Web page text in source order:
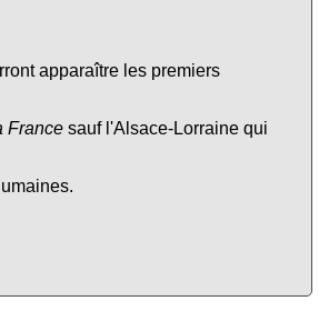
apparaître les premiers
France sauf l'Alsace-Lorraine qui